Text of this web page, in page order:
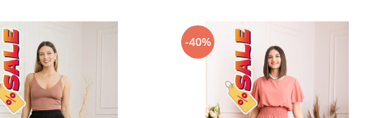
-40%